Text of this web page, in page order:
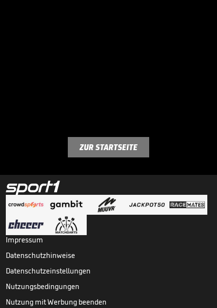
ZUR STARTSEITE
Impressum
Datenschutzhinweise
Datenschutzeinstellungen
Nutzungsbedingungen
Nutzung mit Werbung beenden